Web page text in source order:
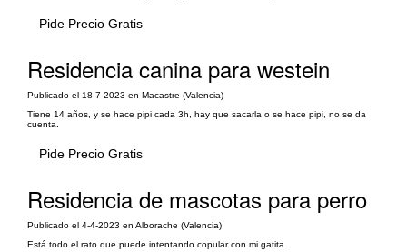
Pide Precio Gratis
Residencia canina para westein
Publicado el 18-7-2023 en Macastre (Valencia)
Tiene 14 años, y se hace pipi cada 3h, hay que sacarla o se hace pipi, no se da
cuenta.
Pide Precio Gratis
Residencia de mascotas para perro
Publicado el 4-4-2023 en Alborache (Valencia)
Está todo el rato que puede intentando copular con mi gatita